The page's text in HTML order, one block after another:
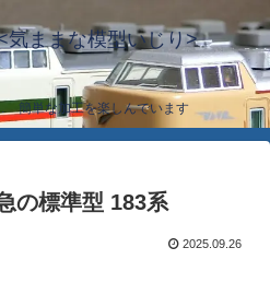
気ままな模型いじり>
簡単な加工を楽しんでいます
の標準型 183系
2025.09.26